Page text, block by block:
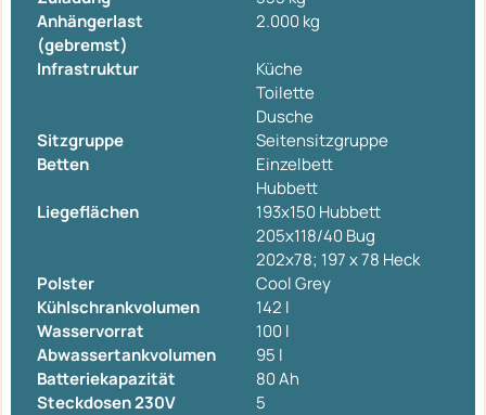
Anhängerlast
(gebremst)
2.000 kg
Infrastruktur
Küche
Toilette
Dusche
Sitzgruppe
Seitensitzgruppe
Betten
Einzelbett
Hubbett
Liegeflächen
193x150 Hubbett
205x118/40 Bug
202x78; 197 x 78 Heck
Polster
Cool Grey
Kühlschrankvolumen
142 l
Wasservorrat
100 l
Abwassertankvolumen
95 l
Batteriekapazität
80 Ah
Steckdosen 230V
5